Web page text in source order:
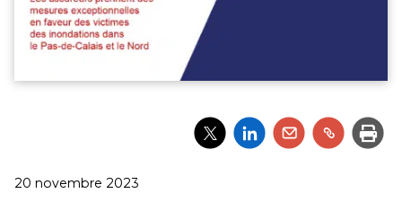
Partager
l'article
Partager
l'article
Partager
l'article
Partager
l'article
Publié
20 novembre 2023